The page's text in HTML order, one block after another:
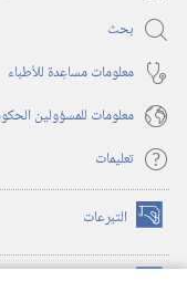
بحث
معلومات مساعِدة للأطباء
معلومات للمسؤولين
تعليمات
التبرعات (يفتح
نافذة